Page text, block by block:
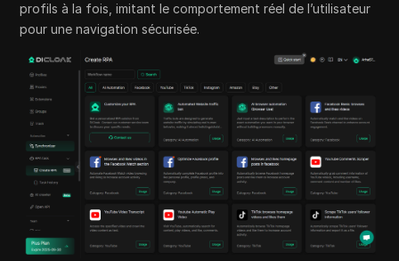
profils à la fois, imitant le comportement réel de l’utilisateur
pour une navigation sécurisée.